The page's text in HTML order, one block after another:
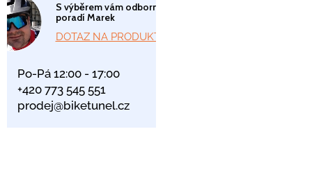
S výběrem vám odborně
poradí Marek
DOTAZ NA PRODUKT
Po-Pá 12:00 - 17:00
+420 773 545 551
prodej@biketunel.cz